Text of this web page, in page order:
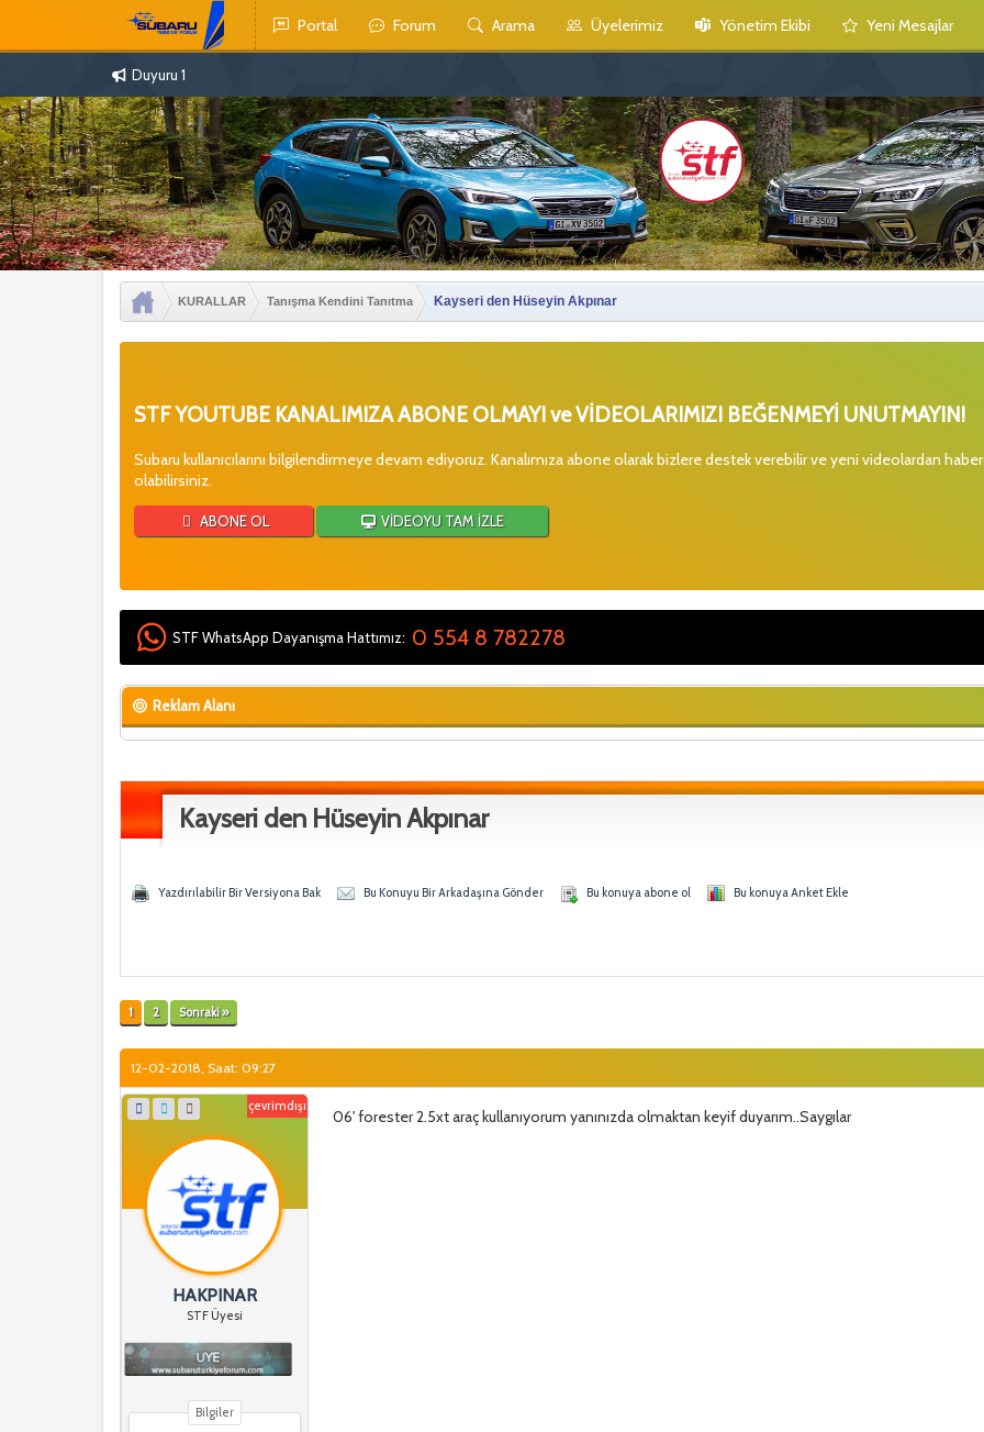
Portal Forum Arama Üyelerimiz Yönetim Ekibi Yeni Mesajlar
Duyuru 1
KURALLAR Tanışma Kendini Tanıtma Kayseri den Hüseyin Akpınar
STF YOUTUBE KANALIMIZA ABONE OLMAYI ve VİDEOLARIMIZI BEĞENMEYİ UNUTMAYIN!
Subaru kullanıcılarını bilgilendirmeye devam ediyoruz. Kanalımıza abone olarak bizlere destek verebilir ve yeni videolardan
olabilirsiniz.
ABONE OL VİDEOYU TAM İZLE
STF WhatsApp Dayanışma Hattımız: 0 554 8 782278
Reklam Alanı
Kayseri den Hüseyin Akpınar
Yazdırılabilir Bir Versiyona Bak Bu Konuyu Bir Arkadaşına Gönder Bu konuya abone ol Bu konuya Anket Ekle
1 2 Sonraki »
12-02-2018, Saat: 09:27
çevrimdışı
HAKPINAR
STF Üyesi
Bilgiler
06' forester 2.5xt araç kullanıyorum yanınızda olmaktan keyif duyarım..Saygılar